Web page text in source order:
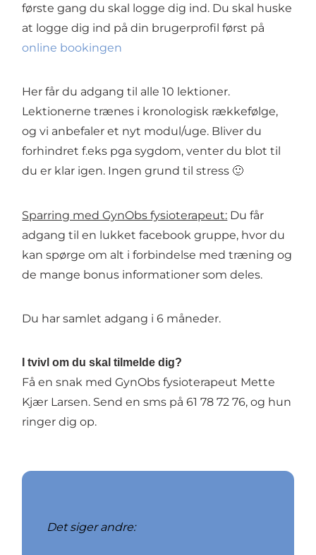
første gang du skal logge dig ind. Du skal huske
at logge dig ind på din brugerprofil først på
online bookingen
Her får du adgang til alle 10 lektioner.
Lektionerne trænes i kronologisk rækkefølge,
og vi anbefaler et nyt modul/uge. Bliver du
forhindret f.eks pga sygdom, venter du blot til
du er klar igen. Ingen grund til stress 🙂
Sparring med GynObs fysioterapeut: Du får
adgang til en lukket facebook gruppe, hvor du
kan spørge om alt i forbindelse med træning og
de mange bonus informationer som deles.
Du har samlet adgang i 6 måneder.
I tvivl om du skal tilmelde dig?
Få en snak med GynObs fysioterapeut Mette
Kjær Larsen. Send en sms på 61 78 72 76, og hun
ringer dig op.
Det siger andre: